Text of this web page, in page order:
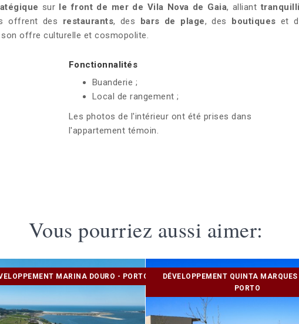
sur le front de mer de Vila Nova de Gaia, alliant
offrent des restaurants, des bars de plage, des boutiques et
offre culturelle et cosmopolite.
Fonctionnalités
Buanderie ;
Local de rangement ;
Les photos de l'intérieur ont été prises dans
l'appartement témoin.
Vous pourriez aussi aimer:
MARINA DOURO - PORTO
DÉVELOPPEMENT QUINTA
PORTO